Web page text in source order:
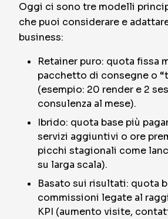
Oggi ci sono tre modelli
che puoi considerare e
business:
Retainer puro: quota fissa
pacchetto di consegne o
(esempio: 20 render e 2
consulenza al mese).
Ibrido: quota base più
servizi aggiuntivi o ore
picchi stagionali come
su larga scala).
Basato sui risultati: quota
commissioni legate al
KPI (aumento visite,